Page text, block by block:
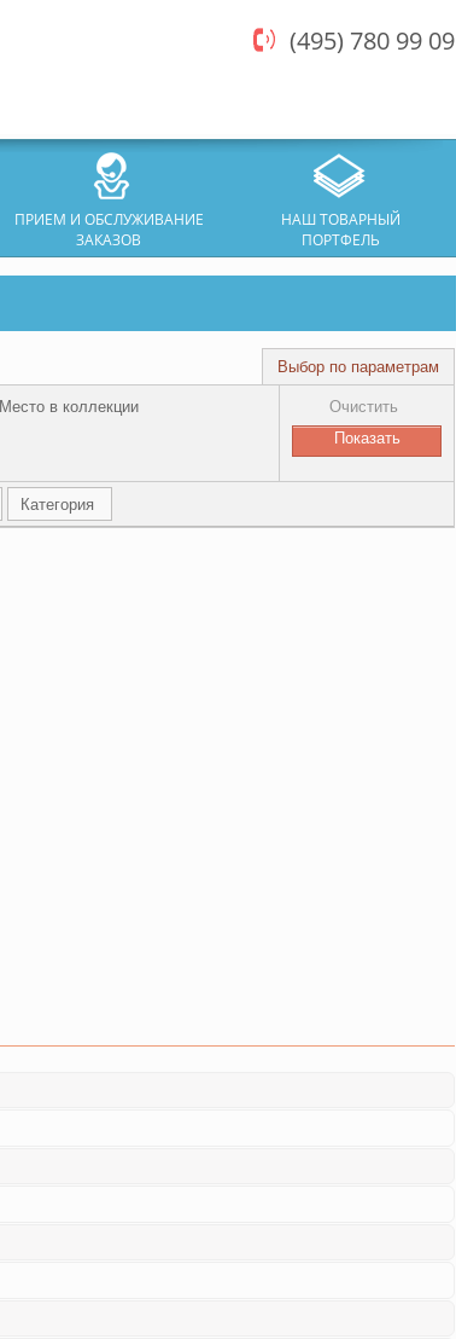
(495) 780 99 09
ПРИЕМ И ОБСЛУЖИВАНИЕ
ЗАКАЗОВ
НАШ ТОВАРНЫЙ
ПОРТФЕЛЬ
Выбор по параметрам
Место в коллекции Очистить
Категория